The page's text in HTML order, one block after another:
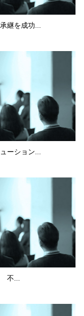
継を成功...
ーション...
不...